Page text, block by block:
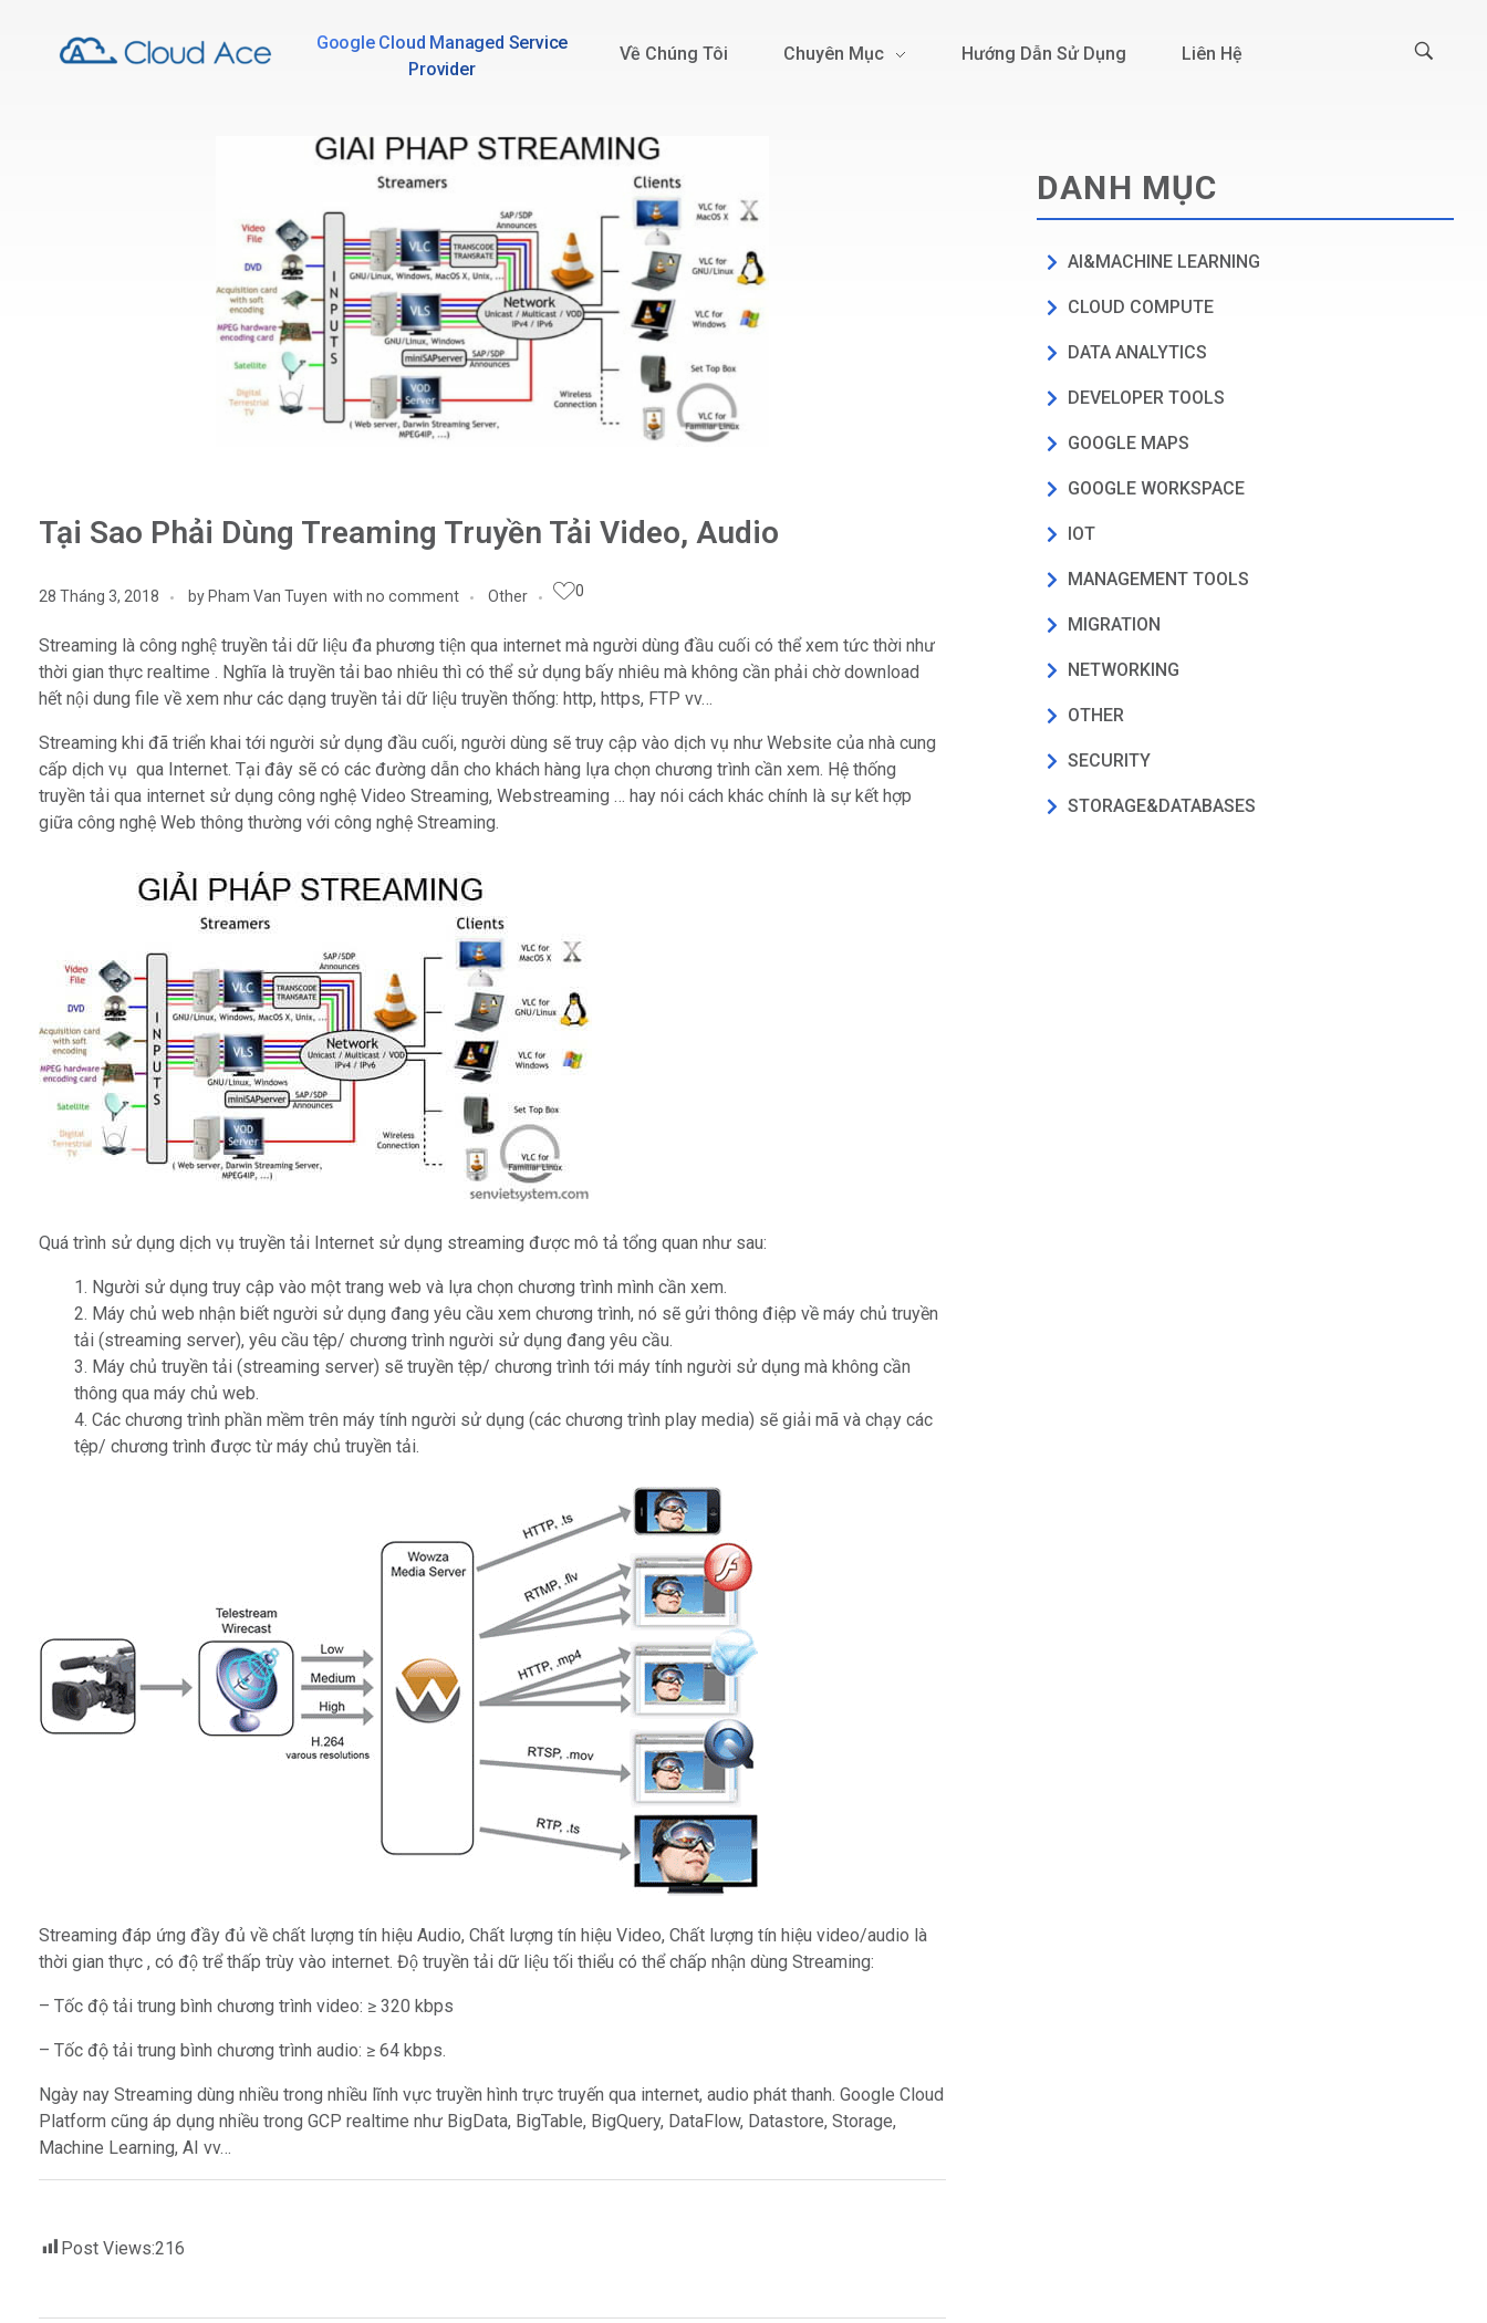
Google Cloud Managed Service
Provider
Về Chúng Tôi Chuyên Mục Hướng Dẫn Sử Dụng Liên Hệ
Tại Sao Phải Dùng Treaming Truyền Tải Video, Audio
28 Tháng 3, 2018 by Pham Van Tuyen with no comment Other 0
Streaming là công nghệ truyền tải dữ liệu đa phương tiện qua internet mà người dùng đầu cuối có thể xem tức thời như
thời gian thực realtime . Nghĩa là truyền tải bao nhiêu thì có thể sử dụng bấy nhiêu mà không cần phải chờ download
hết nội dung file về xem như các dạng truyền tải dữ liệu truyền thống: http, https, FTP vv…
Streaming khi đã triển khai tới người sử dụng đầu cuối, người dùng sẽ truy cập vào dịch vụ như Website của nhà cung
cấp dịch vụ qua Internet. Tại đây sẽ có các đường dẫn cho khách hàng lựa chọn chương trình cần xem. Hệ thống
truyền tải qua internet sử dụng công nghệ Video Streaming, Webstreaming … hay nói cách khác chính là sự kết hợp
giữa công nghệ Web thông thường với công nghệ Streaming.
Quá trình sử dụng dịch vụ truyền tải Internet sử dụng streaming được mô tả tổng quan như sau:
Người sử dụng truy cập vào một trang web và lựa chọn chương trình mình cần xem.
Máy chủ web nhận biết người sử dụng đang yêu cầu xem chương trình, nó sẽ gửi thông điệp về máy chủ truyền
tải (streaming server), yêu cầu tệp/ chương trình người sử dụng đang yêu cầu.
Máy chủ truyền tải (streaming server) sẽ truyền tệp/ chương trình tới máy tính người sử dụng mà không cần
thông qua máy chủ web.
Các chương trình phần mềm trên máy tính người sử dụng (các chương trình play media) sẽ giải mã và chạy các
tệp/ chương trình được từ máy chủ truyền tải.
Streaming đáp ứng đầy đủ về chất lượng tín hiệu Audio, Chất lượng tín hiệu Video, Chất lượng tín hiệu video/audio là
thời gian thực , có độ trể thấp trùy vào internet. Độ truyền tải dữ liệu tối thiểu có thể chấp nhận dùng Streaming:
– Tốc độ tải trung bình chương trình video: ≥ 320 kbps
– Tốc độ tải trung bình chương trình audio: ≥ 64 kbps.
Ngày nay Streaming dùng nhiều trong nhiều lĩnh vực truyền hình trực truyến qua internet, audio phát thanh. Google Cloud
Platform cũng áp dụng nhiều trong GCP realtime như BigData, BigTable, BigQuery, DataFlow, Datastore, Storage,
Machine Learning, AI vv…
Post Views:216
DANH MỤC
AI&MACHINE LEARNING
CLOUD COMPUTE
DATA ANALYTICS
DEVELOPER TOOLS
GOOGLE MAPS
GOOGLE WORKSPACE
IOT
MANAGEMENT TOOLS
MIGRATION
NETWORKING
OTHER
SECURITY
STORAGE&DATABASES